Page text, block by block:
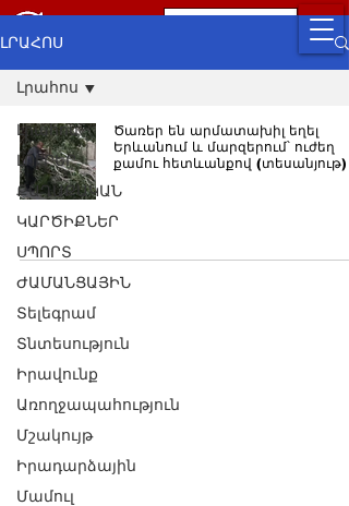
ԼՐԱՀՈՍ
Լրահոս
ԼՈՒՐԵՐ
ՔԱՂԱՔԱԿԱՆ
ԿԱՐԾԻՔՆԵՐ
ՍՊՈՐՏ
ԺԱՄԱՆՑԱՅԻՆ
Տելեգրամ
Տնտեսություն
Իրավունք
Առողջապահություն
Մշակույթ
Իրադարձային
Մամուլ
Լրահոս
Ծառեր են արմատախիլ եղել
Երևանում և մարզերում՝ ուժեղ
քամու հետևանքով (տեսանյութ)